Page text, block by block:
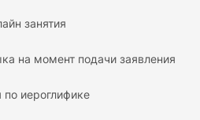
занятия
на момент подачи заявления
по иероглифике